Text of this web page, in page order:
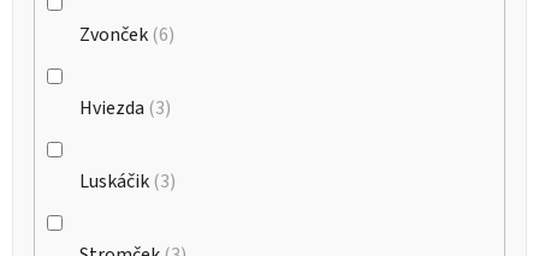
Zvonček 6
Hviezda 3
Luskáčik 3